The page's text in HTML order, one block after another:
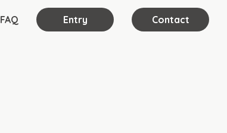
FAQ Entry Contact